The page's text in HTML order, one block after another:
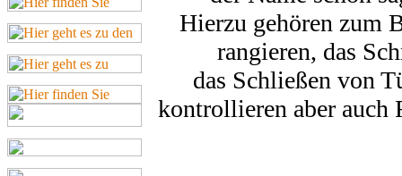
Hierzu gehören zum
rangieren, das
das Schließen von
kontrollieren aber auch